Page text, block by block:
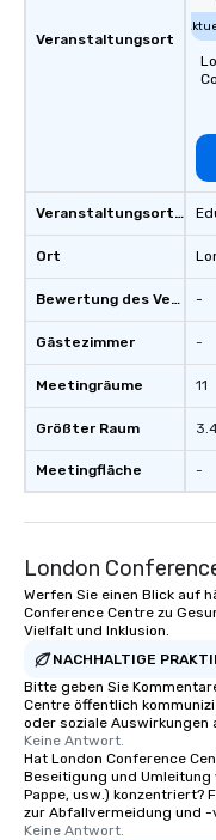
Veranstaltungsort
Veranstaltungsortstyp
Ort
Bewertung des Veranstaltungsortes
Gästezimmer
Meetingräume
Größter Raum
Meetingfläche
-
-
11
-
London
Werfen Sie einen Blick auf
Conference Centre zu
Vielfalt und Inklusion.
NACHHALTIGE
Bitte geben Sie
Centre öffentlich
oder soziale Auswirkungen
Keine Antwort.
Hat London Conference
Beseitigung und Umleitung
Pappe, usw.) konzentriert?
zur Abfallvermeidung und
Keine Antwort.